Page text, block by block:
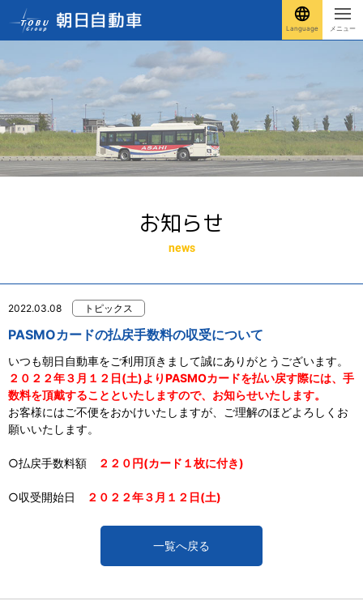
Language メニュー
お知らせ
news
2022.03.08 トピックス
PASMOカードの払戻手数料の収受について
いつも朝日自動車をご利用頂きまして誠にありがとうございます。
２０２２年３月１２日(土)よりPASMOカードを払い戻す際には、手
数料を頂戴することといたしますので、お知らせいたします。
お客様にはご不便をおかけいたしますが、ご理解のほどよろしくお
願いいたします。
○払戻手数料額 ２２０円(カード１枚に付き)
○収受開始日 ２０２２年３月１２日(土)
一覧へ戻る